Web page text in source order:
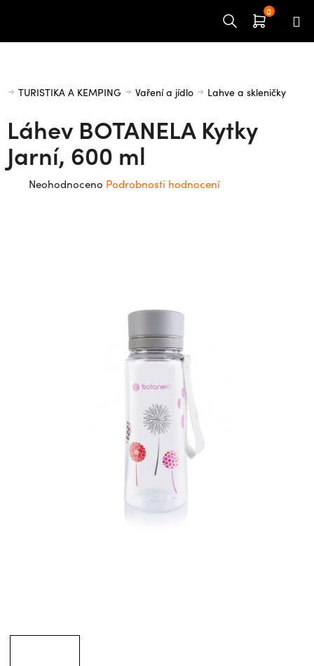
Domů
TURISTIKA A KEMPING Vaření a jídlo Lahve a skleničky
Láhev BOTANELA Kytky
Jarní, 600 ml
Průměrné
Neohodnoceno Podrobnosti hodnocení